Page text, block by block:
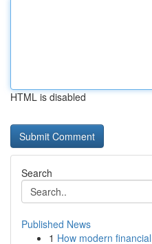
HTML is disabled
Search
Published News
1 How modern